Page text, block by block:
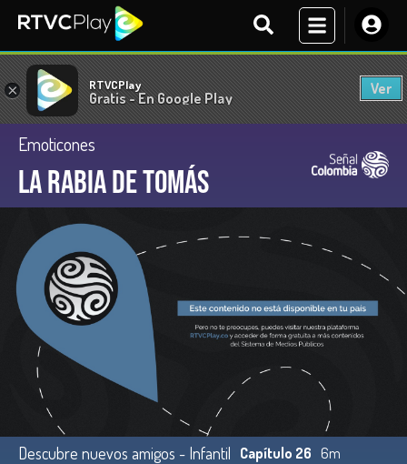
× RTVCPlay
Gratis - En Google Play
Ver
Emoticones
La rabia de Tomás
Descubre nuevos amigos - Infantil Capítulo 26 6m